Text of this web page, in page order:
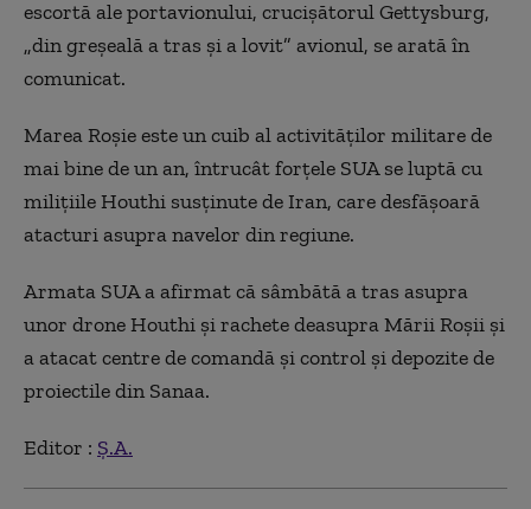
escortă ale portavionului, crucişătorul Gettysburg,
„din greşeală a tras şi a lovit” avionul, se arată în
comunicat.
Marea Roşie este un cuib al activităţilor militare de
mai bine de un an, întrucât forţele SUA se luptă cu
miliţiile Houthi susţinute de Iran, care desfăşoară
atacturi asupra navelor din regiune.
Armata SUA a afirmat că sâmbătă a tras asupra
unor drone Houthi şi rachete deasupra Mării Roşii şi
a atacat centre de comandă şi control şi depozite de
proiectile din Sanaa.
Editor : Ș.A.